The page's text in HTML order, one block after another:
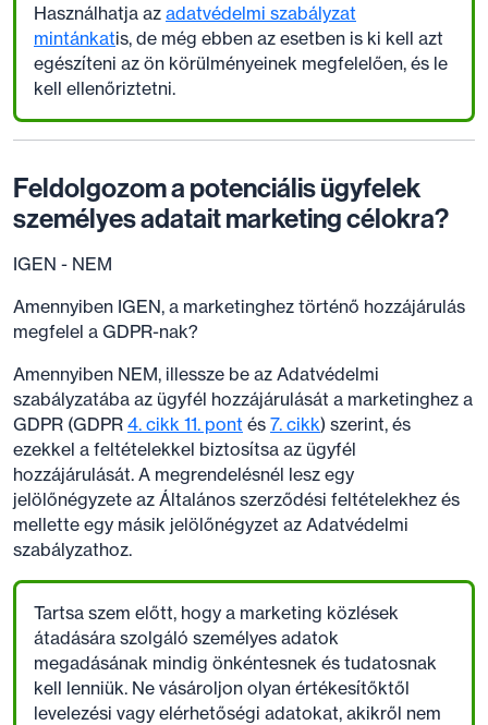
Használhatja az adatvédelmi szabályzat
mintánkatis, de még ebben az esetben is ki kell azt
egészíteni az ön körülményeinek megfelelően, és le
kell ellenőriztetni.
Feldolgozom a potenciális ügyfelek
személyes adatait marketing célokra?
IGEN - NEM
Amennyiben IGEN, a marketinghez történő hozzájárulás
megfelel a GDPR-nak?
Amennyiben NEM, illessze be az Adatvédelmi
szabályzatába az ügyfél hozzájárulását a marketinghez a
GDPR (GDPR 4. cikk 11. pont és 7. cikk) szerint, és
ezekkel a feltételekkel biztosítsa az ügyfél
hozzájárulását. A megrendelésnél lesz egy
jelölőnégyzete az Általános szerződési feltételekhez és
mellette egy másik jelölőnégyzet az Adatvédelmi
szabályzathoz.
Tartsa szem előtt, hogy a marketing közlések
átadására szolgáló személyes adatok
megadásának mindig önkéntesnek és tudatosnak
kell lenniük. Ne vásároljon olyan értékesítőktől
levelezési vagy elérhetőségi adatokat, akikről nem